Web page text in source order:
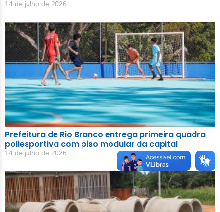
14 de julho de 2026
Prefeitura de Rio Branco entrega primeira quadra
poliesportiva com piso modular da capital
14 de julho de 2026